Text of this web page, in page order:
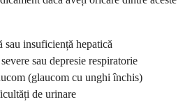
sau insuficiență hepatică
sau depresie respiratorie
(glaucom cu unghi închis)
de urinare